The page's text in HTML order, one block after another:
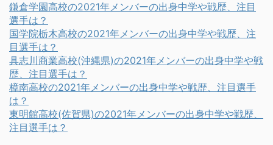
鎌倉学園高校の2021年メンバーの出身中学や戦歴、注目
選手は？
国学院栃木高校の2021年メンバーの出身中学や戦歴、注
目選手は？
具志川商業高校(沖縄県)の2021年メンバーの出身中学や戦
歴、注目選手は？
樟南高校の2021年メンバーの出身中学や戦歴、注目選手
は？
東明館高校(佐賀県)の2021年メンバーの出身中学や戦歴、
注目選手は？